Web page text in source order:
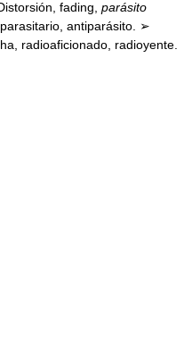
fading, parásito
antiparásito. ➢
radioaficionado, radioyente.